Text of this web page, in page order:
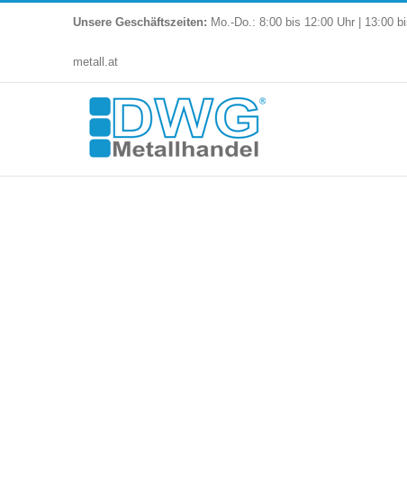
Unsere Geschäftszeiten: Mo.-Do.: 8:00 bis 12:00 Uhr | 13:00
metall.at